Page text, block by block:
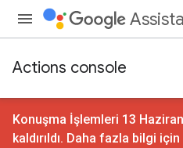
Actions console
Konuşma İşlemleri 13
kaldırıldı. Daha fazla bilgi için